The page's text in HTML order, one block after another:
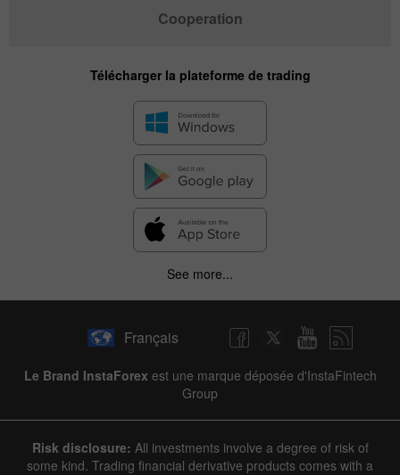
Cooperation
Télécharger la plateforme de trading
See more...
Français
Le Brand InstaForex est une marque déposée d'InstaFintech
Group
Risk disclosure: All investments involve a degree of risk of
some kind. Trading financial derivative products comes with a